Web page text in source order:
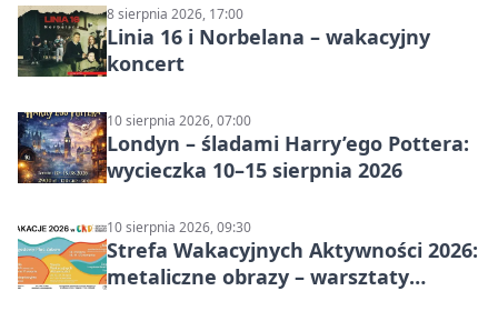
8 sierpnia 2026, 17:00
Linia 16 i Norbelana – wakacyjny
koncert
10 sierpnia 2026, 07:00
Londyn – śladami Harry’ego Pottera:
wycieczka 10–15 sierpnia 2026
10 sierpnia 2026, 09:30
Strefa Wakacyjnych Aktywności 2026:
metaliczne obrazy – warsztaty